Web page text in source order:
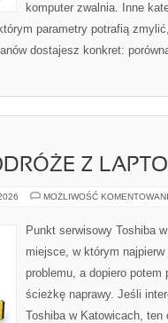
komputer zwalnia. Inne
parametry potrafią
dostajesz konkret:
Z
MOŻLIWOŚĆ
Punkt serwisowy Toshiba
miejsce, w którym
problemu, a dopiero potem
ścieżkę naprawy. Jeśli
Toshiba w Katowicach, ten